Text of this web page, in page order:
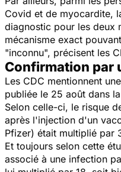
Covid et de myocardite,
diagnostic pour les deux
mécanisme exact
"inconnu", précisent les
Confirmation par
Les CDC mentionnent
publiée le 25 août dans
Selon celle-ci, le risque
après l'injection d'un
Pfizer) était multiplié par
Et toujours selon cette
associé à une infection